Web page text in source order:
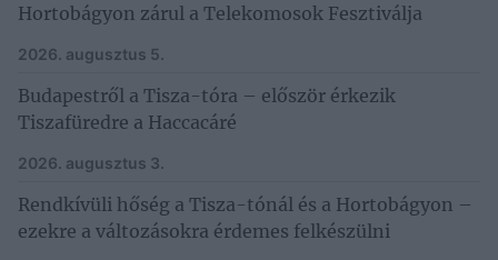
Hortobágyon zárul a Telekomosok Fesztiválja
2026. augusztus 5.
Budapestről a Tisza-tóra – először érkezik
Tiszafüredre a Haccacáré
2026. augusztus 3.
Rendkívüli hőség a Tisza-tónál és a Hortobágyon –
ezekre a változásokra érdemes felkészülni